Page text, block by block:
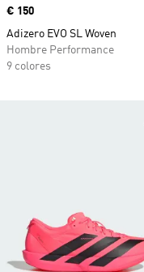
Precio
€ 150
Adizero EVO SL Woven
Hombre Performance
9 colores